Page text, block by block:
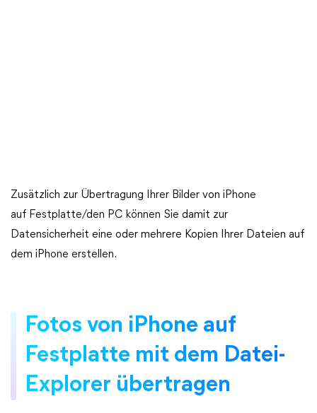
Zusätzlich zur Übertragung Ihrer Bilder von iPhone
auf Festplatte/den PC können Sie damit zur
Datensicherheit eine oder mehrere Kopien Ihrer Dateien auf
dem iPhone erstellen.
Fotos von iPhone auf
Festplatte mit dem Datei-
Explorer übertragen